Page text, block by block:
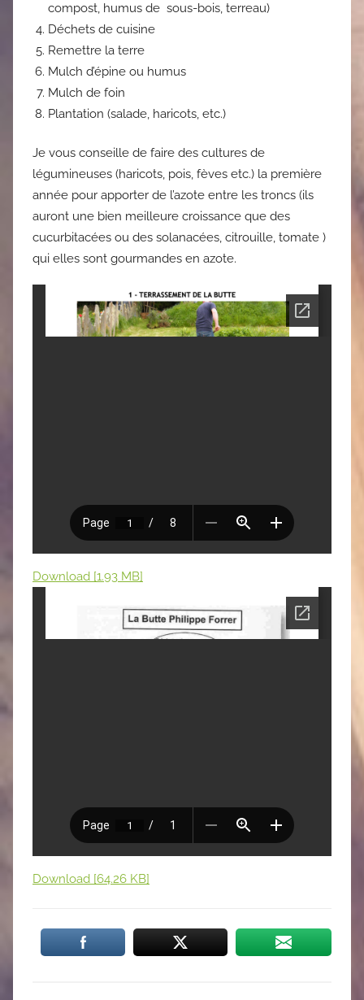
compost, humus de sous-bois, terreau)
Déchets de cuisine
Remettre la terre
Mulch d’épine ou humus
Mulch de foin
Plantation (salade, haricots, etc.)
Je vous conseille de faire des cultures de
légumineuses (haricots, pois, fèves etc.) la première
année pour apporter de l’azote entre les troncs (ils
auront une bien meilleure croissance que des
cucurbitacées ou des solanacées, citrouille, tomate )
qui elles sont gourmandes en azote.
Download [1.93 MB]
Download [64.26 KB]